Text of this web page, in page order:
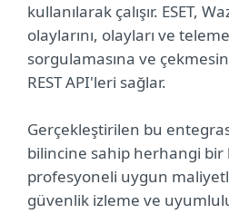
kullanılarak çalışır. ESET,
olaylarını, olayları ve
sorgulamasına ve
REST API'leri sağlar.
Gerçekleştirilen bu
bilincine sahip herhangi
profesyoneli uygun
güvenlik izleme ve